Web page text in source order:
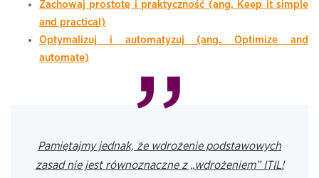
Zachowaj prostotę i praktyczność (ang. Keep it simple
and practical)
Optymalizuj i automatyzuj (ang. Optimize and
automate)
Pamiętajmy jednak, że wdrożenie podstawowych
zasad nie jest równoznaczne z „wdrożeniem” ITIL!